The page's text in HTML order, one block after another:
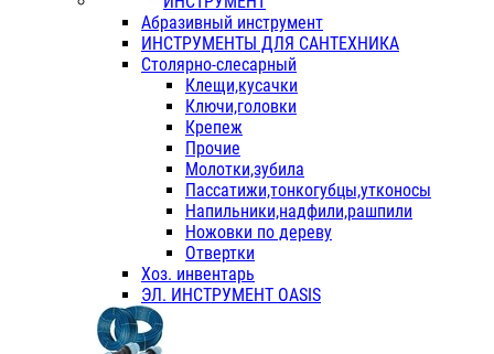
Абразивный инструмент
ИНСТРУМЕНТЫ ДЛЯ САНТЕХНИКА
Столярно-слесарный
Клещи,кусачки
Ключи,головки
Крепеж
Прочие
Молотки,зубила
Пассатижи,тонкогубцы,утконосы
Напильники,надфили,рашпили
Ножовки по дереву
Отвертки
Хоз. инвентарь
ЭЛ. ИНСТРУМЕНТ OASIS